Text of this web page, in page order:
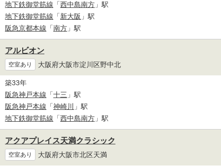
地下鉄御堂筋線 「西中島南方 」駅
地下鉄御堂筋線 「新大阪 」駅
阪急京都本線 「南方 」駅
アルビオン
空室あり 大阪府大阪市淀川区野中北
築33年
阪急神戸本線 「十三 」駅
阪急神戸本線 「神崎川
」駅
地下鉄御堂筋線 「西中島南方 」駅
アクアプレイス天満クラシック
空室あり 大阪府大阪市北区天満